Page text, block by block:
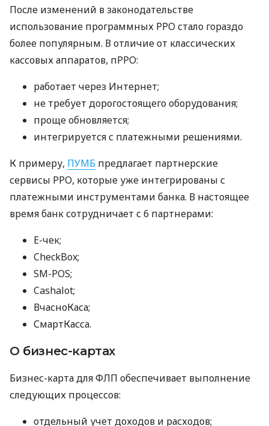
После изменений в законодательстве
использование программных РРО стало гораздо
более популярным. В отличие от классических
кассовых аппаратов, пРРО:
работает через Интернет;
не требует дорогостоящего оборудования;
проще обновляется;
интегрируется с платежными решениями.
К примеру, ПУМБ предлагает партнерские
сервисы РРО, которые уже интегрированы с
платежными инструментами банка. В настоящее
время банк сотрудничает с 6 партнерами:
E-чек;
CheckBox;
SM-POS;
Cashalot;
ВчасноКаса;
СмартКасса.
О бизнес-картах
Бизнес-карта для ФЛП обеспечивает выполнение
следующих процессов:
отдельный учет доходов и расходов;